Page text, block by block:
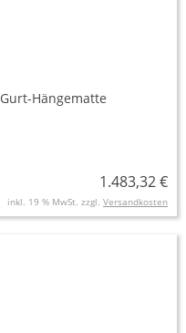
Gurt-Hängematte
1.483,32 €
inkl. 19 % MwSt. zzgl. Versandkosten